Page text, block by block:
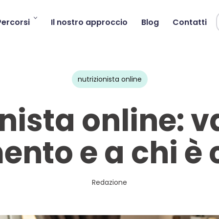
Il nostro approccio Blog Contatti
nutrizionista online
online:
e a chi
Redazione